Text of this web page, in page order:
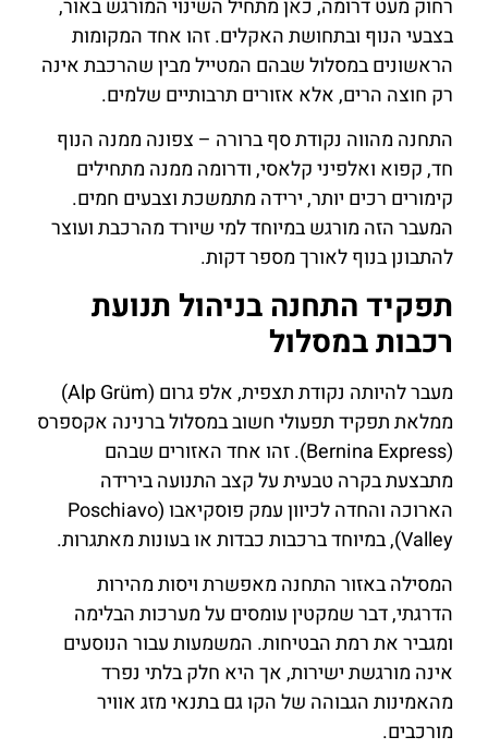
רחוק מעט דרומה, כאן מתחיל השינוי המורגש באור,
בצבעי הנוף ובתחושת האקלים. זהו אחד המקומות
הראשונים במסלול שבהם המטייל מבין שהרכבת אינה
רק חוצה הרים, אלא אזורים תרבותיים שלמים.
התחנה מהווה נקודת סף ברורה – צפונה ממנה הנוף
חד, קפוא ואלפיני קלאסי, ודרומה ממנה מתחילים
קימורים רכים יותר, ירידה מתמשכת וצבעים חמים.
המעבר הזה מורגש במיוחד למי שיורד מהרכבת ועוצר
להתבונן בנוף לאורך מספר דקות.
תפקיד התחנה בניהול תנועת
רכבות במסלול
מעבר להיותה נקודת תצפית, אלפ גרום (Alp Grüm)
ממלאת תפקיד תפעולי חשוב במסלול ברנינה אקספרס
(Bernina Express). זהו אחד האזורים שבהם
מתבצעת בקרה טבעית על קצב התנועה בירידה
הארוכה והחדה לכיוון עמק פוסקיאבו (Poschiavo
Valley), במיוחד ברכבות כבדות או בעונות מאתגרות.
המסילה באזור התחנה מאפשרת ויסות מהירות
הדרגתי, דבר שמקטין עומסים על מערכות הבלימה
ומגביר את רמת הבטיחות. המשמעות עבור הנוסעים
אינה מורגשת ישירות, אך היא חלק בלתי נפרד
מהאמינות הגבוהה של הקו גם בתנאי מזג אוויר
מורכבים.